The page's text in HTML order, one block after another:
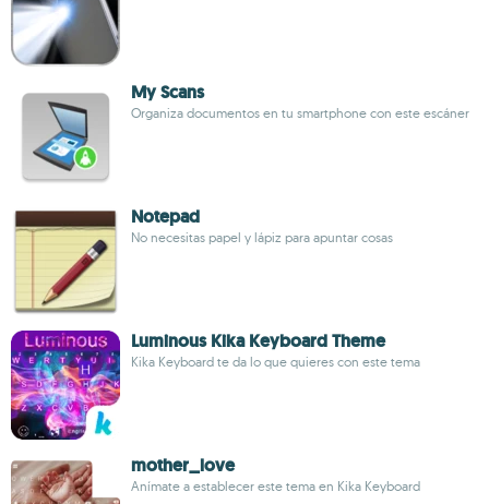
My Scans
Organiza documentos en tu smartphone con este escáner
Notepad
No necesitas papel y lápiz para apuntar cosas
Luminous Kika Keyboard Theme
Kika Keyboard te da lo que quieres con este tema
mother_love
Anímate a establecer este tema en Kika Keyboard